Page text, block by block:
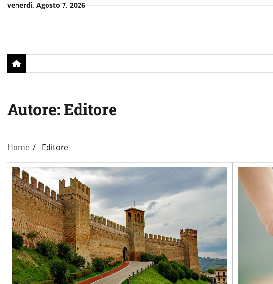
Skipvenerdì, Agosto 7, 2026
Autore: Editore
Home Editore